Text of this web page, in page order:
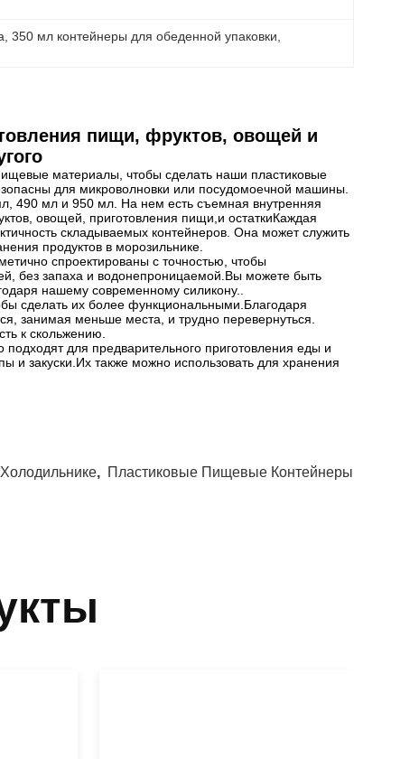
, 350 мл контейнеры для обеденной упаковки
пищи, фруктов, овощей и
материалы, чтобы сделать наши пластиковые
для микроволновки или посудомоечной машины.
490 мл и 950 мл. На нем есть съемная внутренняя
овощей, приготовления пищи,и остаткиКаждая
складываемых контейнеров. Она может служить
продуктов в морозильнике.
спроектированы с точностью, чтобы
без запаха и водонепроницаемой.Вы можете быть
нашему современному силикону..
сделать их более функциональными.Благодаря
занимая меньше места, и трудно перевернуться.
к скольжению.
для предварительного приготовления еды и
и закуски.Их также можно использовать для хранения
, Пластиковые Пищевые Контейнеры